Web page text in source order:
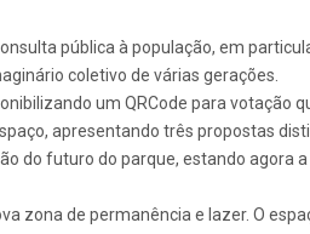
pública à população, em
coletivo de várias gerações.
um QRCode para votação
apresentando três propostas
do futuro do parque, estando agora
zona de permanência e lazer. O